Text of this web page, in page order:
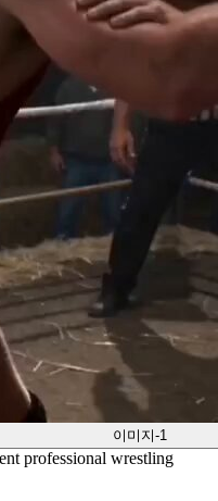
이미지-1
professional wrestling